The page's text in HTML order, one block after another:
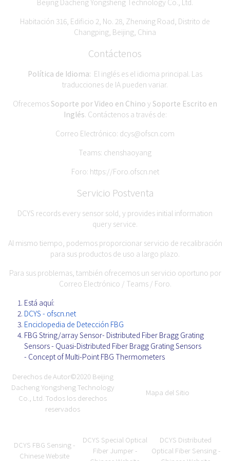
Habitación 316, Edificio 2, No. 28, Zhenxing Road, Distrito de
Changping, Beijing, China
Contáctenos
Política de Idioma: El inglés es el idioma principal. Las
traducciones de IA pueden variar.
OfrecemosSoporte por Video en Chino ySoporte Escrito en
Inglés. Contáctenos a través de:
Correo Electrónico: dcys@ofscn.com
Teams: chenshaoyang
Foro: https://Foro.ofscn.net
Servicio Postventa
DCYS records every sensor sold, y provides initial information
query service.
Al mismo tiempo, podemos proporcionar servicio de recalibración
para sus productos de uso a largo plazo.
Para sus problemas, también ofrecemos un servicio oportuno por
Correo Electrónico / Teams / Foro.
Está aquí:
DCYS - ofscn.net
Enciclopedia de Detección FBG
FBG String/array Sensor- Distributed Fiber Bragg Grating
Sensors - Quasi-Distributed Fiber Bragg Grating Sensors
- Concept of Multi-Point FBG Thermometers
Derechos de Autor©2020 Beijing
Dacheng Yongsheng Technology
Co., Ltd. Todos los derechos
reservados
Mapa del Sitio
DCYS FBG Sensing -
Chinese Website
DCYS Special Optical
Fiber Jumper -
DCYS Distributed
Optical Fiber Sensing -